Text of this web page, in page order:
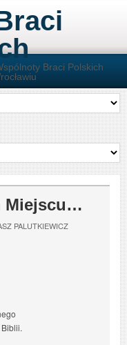
Braci Polskich
Miejscu…
PALUTKIEWICZ